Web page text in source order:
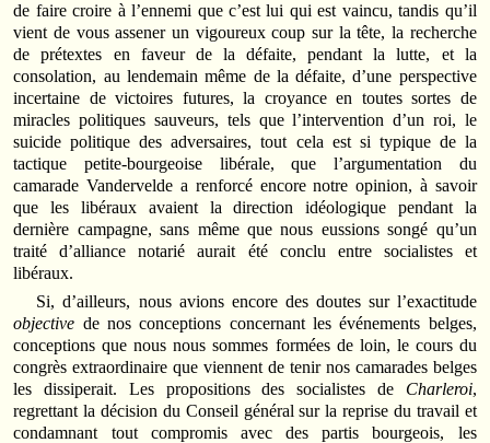
de faire croire à l’ennemi que c’est lui qui est vaincu, tandis qu’il
vient de vous assener un vigoureux coup sur la tête, la recherche
de prétextes en faveur de la défaite, pendant la lutte, et la
consolation, au lendemain même de la défaite, d’une perspective
incertaine de victoires futures, la croyance en toutes sortes de
miracles politiques sauveurs, tels que l’intervention d’un roi, le
suicide politique des adversaires, tout cela est si typique de la
tactique petite-bourgeoise libérale, que l’argumentation du
camarade Vandervelde a renforcé encore notre opinion, à savoir
que les libéraux avaient la direction idéologique pendant la
dernière campagne, sans même que nous eussions songé qu’un
traité d’alliance notarié aurait été conclu entre socialistes et
libéraux.
Si, d’ailleurs, nous avions encore des doutes sur l’exactitude
objective de nos conceptions concernant les événements belges,
conceptions que nous nous sommes formées de loin, le cours du
congrès extraordinaire que viennent de tenir nos camarades belges
les dissiperait. Les propositions des socialistes de Charleroi,
regrettant la décision du Conseil général sur la reprise du travail et
condamnant tout compromis avec des partis bourgeois, les